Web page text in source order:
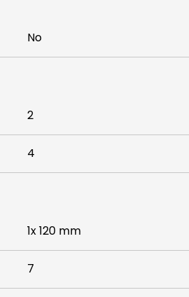
No
2
4
1x 120 mm
7